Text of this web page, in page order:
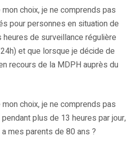
choix, je ne comprends pas
pour personnes en situation de
de surveillance régulière
et que lorsque je décide de
recours de la MDPH auprès du
choix, je ne comprends pas
plus de 13 heures par jour,
mes parents de 80 ans ?